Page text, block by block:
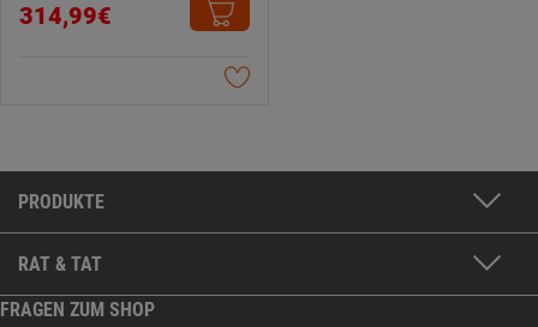
314,99€
PRODUKTE
RAT & TAT
FRAGEN ZUM SHOP